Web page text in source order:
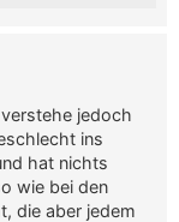
jedoch
ins
hat nichts
wie bei den
die aber jedem